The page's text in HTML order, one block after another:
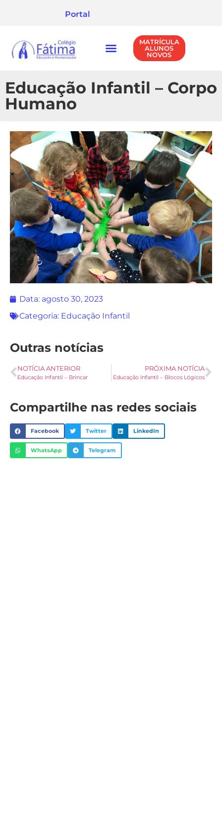
Portal
MATRÍCULA
ALUNOS
NOVOS
Educação Infantil – Corpo
Humano
Data: agosto 30, 2023
Categoria: Educação Infantil
Outras notícias
NOTÍCIA ANTERIOR
Educação Infantil – Brincar
PRÓXIMA NOTÍCIA
Educação Infantil – Blocos Lógicos
Compartilhe nas redes sociais
Facebook Twitter LinkedIn
WhatsApp Telegram